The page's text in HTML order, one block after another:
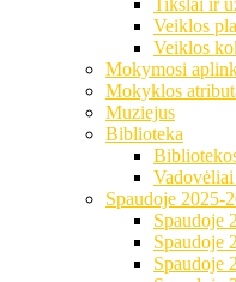
Tikslai ir
Veiklos
Veiklos
Mokymosi
Mokyklos
Muziejus
Biblioteka
Spaudoje 2025-
Spaudoje
Spaudoje
Spaudoje